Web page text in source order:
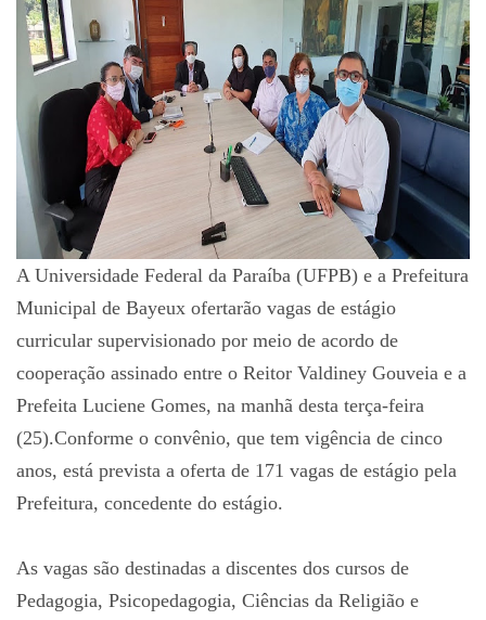
A Universidade Federal da Paraíba (UFPB) e a Prefeitura
Municipal de Bayeux ofertarão vagas de estágio
curricular supervisionado por meio de acordo de
cooperação assinado entre o Reitor Valdiney Gouveia e a
Prefeita Luciene Gomes, na manhã desta terça-feira
(25).Conforme o convênio, que tem vigência de cinco
anos, está prevista a oferta de 171 vagas de estágio pela
Prefeitura, concedente do estágio.
As vagas são destinadas a discentes dos cursos de
Pedagogia, Psicopedagogia, Ciências da Religião e